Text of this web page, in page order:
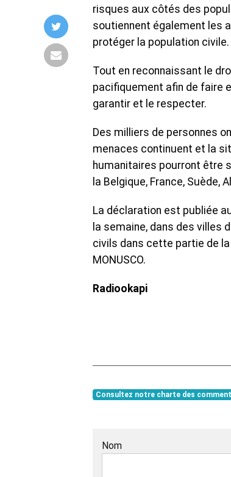
risques aux côtés des
soutiennent également les
protéger la population civile.
Tout en reconnaissant le
pacifiquement afin de faire
garantir et le respecter.
Des milliers de personnes
menaces continuent et la
humanitaires pourront être
la Belgique, France, Suède,
La déclaration est publiée
la semaine, dans des villes
civils dans cette partie de
MONUSCO.
Radiookapi
Consultez notre charte des
Nom